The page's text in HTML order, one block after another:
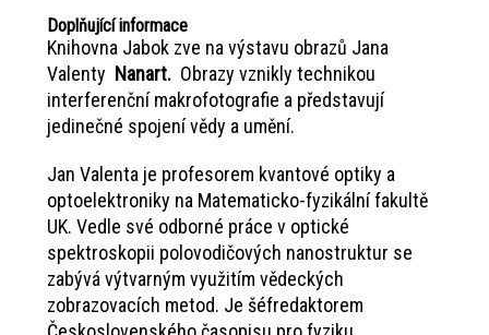
Doplňující informace
Knihovna Jabok zve na výstavu obrazů Jana
Valenty Nanart. Obrazy vznikly technikou
interferenční makrofotografie a představují
jedinečné spojení vědy a umění.
Jan Valenta je profesorem kvantové optiky a
optoelektroniky na Matematicko-fyzikální fakultě
UK. Vedle své odborné práce v optické
spektroskopii polovodičových nanostruktur se
zabývá výtvarným využitím vědeckých
zobrazovacích metod. Je šéfredaktorem